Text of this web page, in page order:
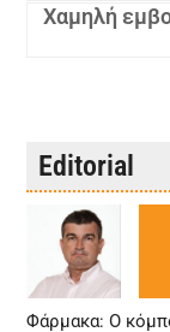
Χαμηλή
Editorial
Φάρμακα: Ο